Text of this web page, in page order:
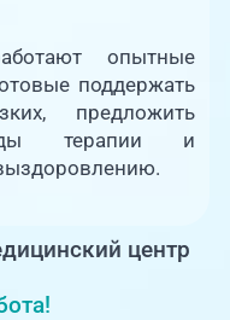
03
опытные
поддержать
предложить
терапии и
центр